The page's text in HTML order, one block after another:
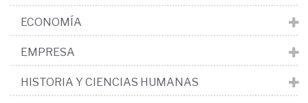
ECONOMÍA
EMPRESA
HISTORIA Y CIENCIAS HUMANAS